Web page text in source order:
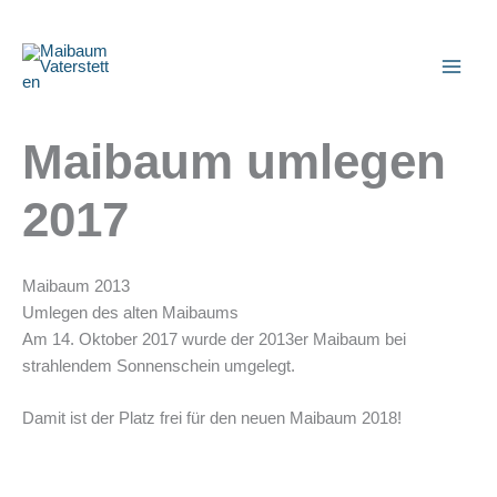
springen
Maibaum umlegen
2017
Maibaum 2013
Umlegen des alten Maibaums
Am 14. Oktober 2017 wurde der 2013er Maibaum bei
strahlendem Sonnenschein umgelegt.
Damit ist der Platz frei für den neuen Maibaum 2018!